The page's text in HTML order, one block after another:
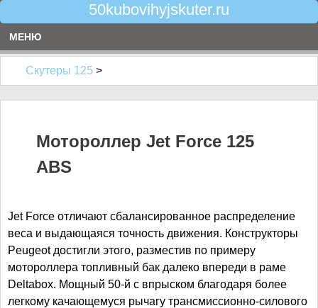
50kubovihyjskuter.ru
МЕНЮ
Скутеры 125 >
Мотороллер Jet Force 125
ABS
Jet Force отличают сбалансированное распределение
веса и выдающаяся точность движения. Конструкторы
Peugeot достигли этого, разместив по примеру
мотороллера топливный бак далеко впереди в раме
Deltabox. Мощный 50-й с впрыском благодаря более
легкому качающемуся рычагу трансмиссионно-силового